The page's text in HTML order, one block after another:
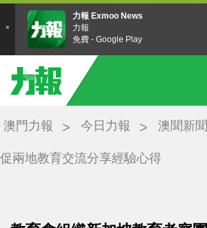
澳門力報 今日力報 澳聞新聞
促兩地教育交流分享經驗心得